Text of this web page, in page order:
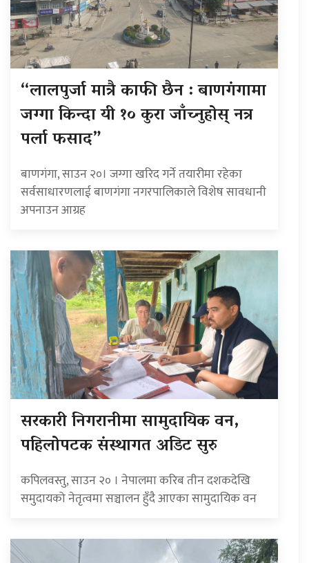
“लालपुर्जा मात्रै काफी छैन : बाणगंगामा
जग्गा किन्दा यी १० कुरा जाँच्नुहोस् नत्र
पर्ला फसाद”
बाणगंगा, साउन २०। जग्गा खरिद गर्ने तयारीमा रहेका
सर्वसाधारणलाई बाणगंगा नगरपालिकाले विशेष सावधानी
अपनाउन आग्रह
सरकारी निगरानीमा सामुदायिक वन,
पहिलोपटक संस्थागत अडिट सुरु
कपिलवस्तु, साउन २० । नेपालमा करिब तीन दशकदेखि
समुदायको नेतृत्वमा सञ्चालन हुँदै आएका सामुदायिक वन